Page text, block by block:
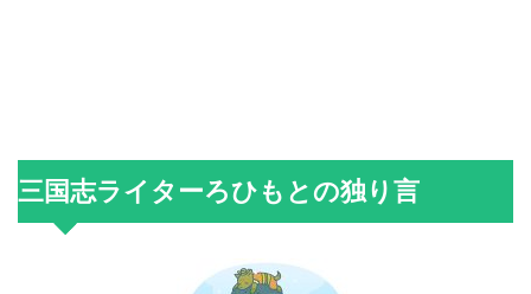
三国志ライターろひもとの独り言